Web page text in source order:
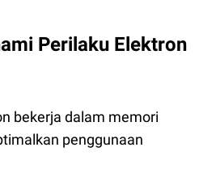
Perilaku Elektron
bekerja dalam memori
penggunaan